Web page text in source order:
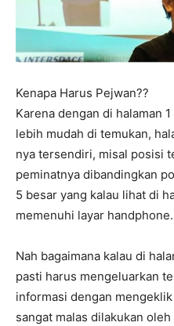
Kenapa Harus Pejwan??
Karena dengan di halaman
lebih mudah di temukan,
nya tersendiri, misal posisi
peminatnya dibandingkan
5 besar yang kalau lihat di
memenuhi layar handphone.
Nah bagaimana kalau di
pasti harus mengeluarkan
informasi dengan
sangat malas dilakukan